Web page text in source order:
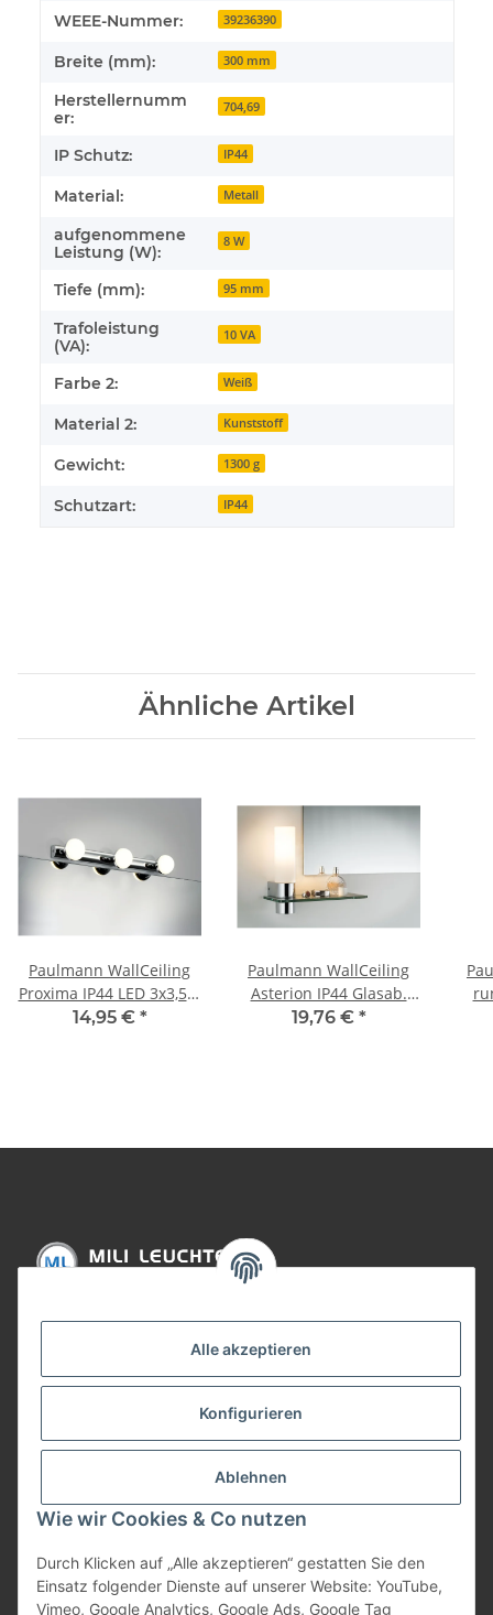
Alle akzeptieren
Konfigurieren
Ablehnen
Wie wir Cookies & Co nutzen
Durch Klicken auf „Alle akzeptieren“ gestatten Sie den
Einsatz folgender Dienste auf unserer Website: YouTube,
Vimeo, Google Analytics, Google Ads, Google Tag
WEEE-Nummer: 39236390
Breite (mm): 300 mm
Herstellernumm
er:
704,69
IP Schutz: IP44
Material: Metall
aufgenommene
Leistung (W):
8 W
Tiefe (mm): 95 mm
Trafoleistung
(VA):
10 VA
Farbe 2: Weiß
Material 2: Kunststoff
Gewicht: 1300 g
Schutzart: IP44
Ähnliche Artikel
Paulmann WallCeiling
Proxima IP44 LED 3x3,5W
Chrom/Weiß 230V
14,95 € *
Paulmann WallCeiling
Asterion IP44 Glasab.
LED 4,5W 425mm
19,76 € *
Gesetzliche Informationen
Bezahlung